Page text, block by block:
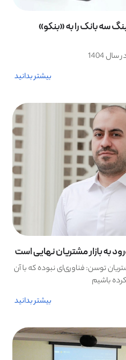
سه بانک را به «بنکو»
1404
بیشتر بدانید
به بازار مشتریان نهایی است
توسن: فناوری‌ای نبوده که با آن
باشیم
بیشتر بدانید